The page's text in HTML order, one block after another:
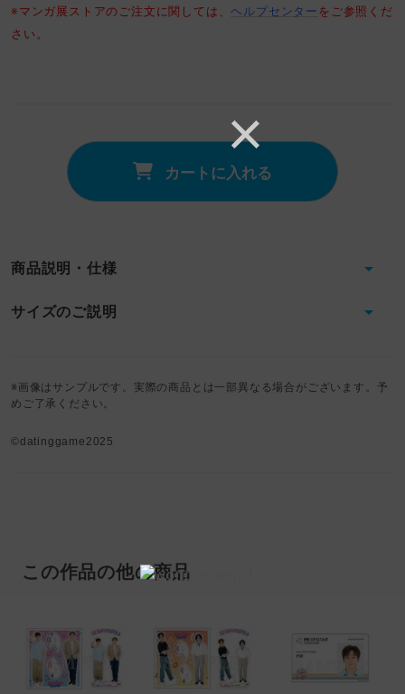
※マンガ展ストアのご注文に関しては、ヘルプセンター をご参照くだ
さい。
カートに入れる
商品説明・仕様
サイズのご説明
※画像はサンプルです。実際の商品とは一部異なる場合がございます。予
めご了承ください。
©datinggame2025
この作品の他の商品